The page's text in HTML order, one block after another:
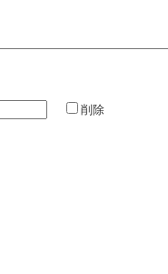
削除